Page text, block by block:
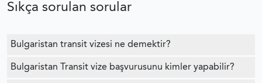
Sıkça sorulan sorular
Bulgaristan transit vizesi ne demektir?
Bulgaristan Transit vize başvurusunu kimler yapabilir?